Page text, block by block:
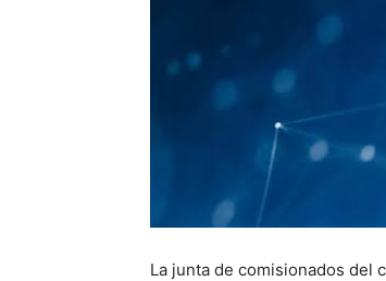
La junta de comisionados del